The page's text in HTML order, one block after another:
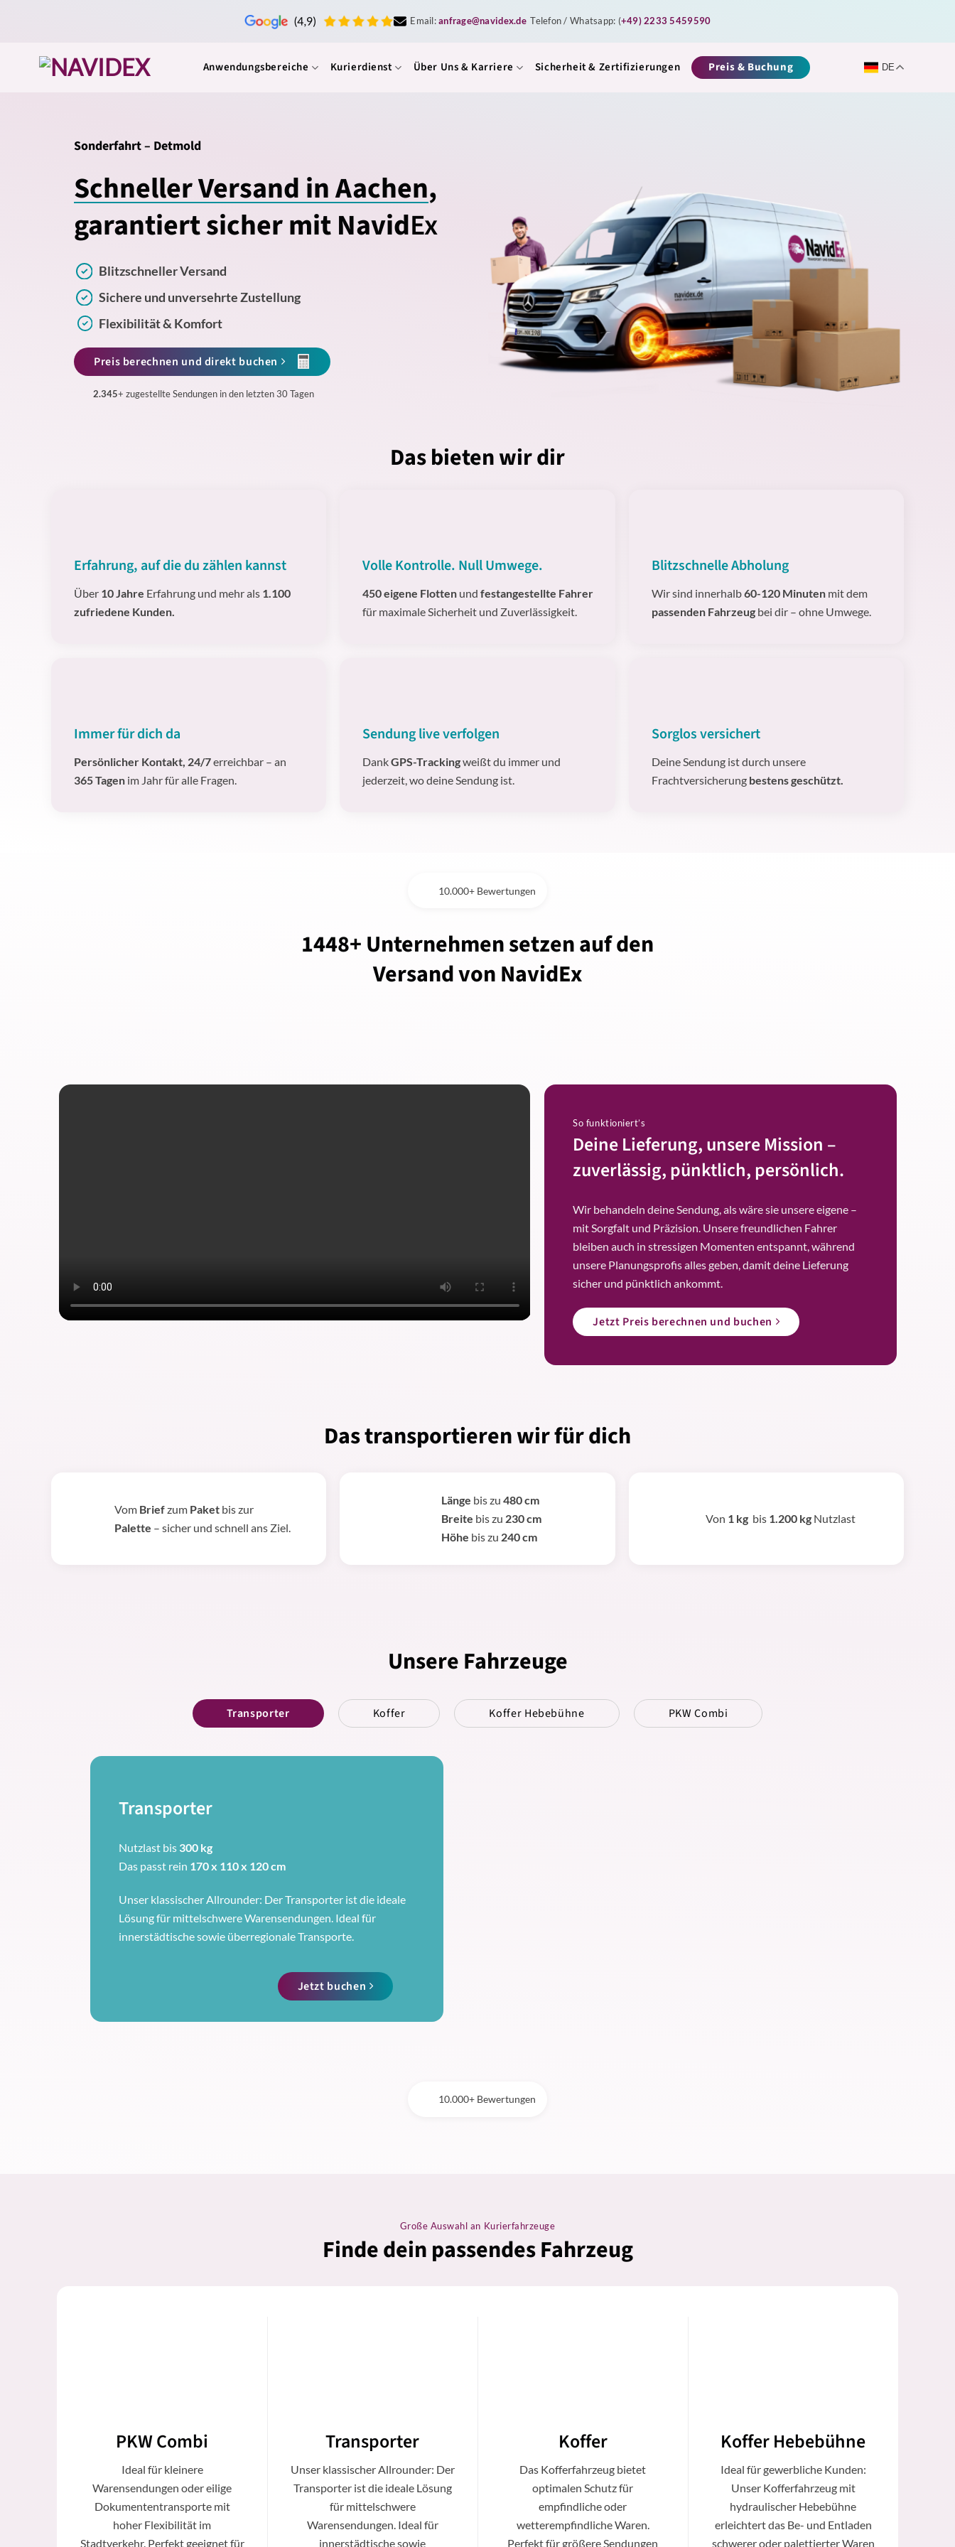
Email:anfrage@navidex.de Telefon / Whatsapp: (+49) 2233 5459590
Anwendungsbereiche Kurierdienst Über Uns & Karriere Sicherheit & Zertifizierungen Preis & Buchung DE
Sonderfahrt – Detmold
Schneller Versand in Aachen,
garantiert sicher mit NavidEx
Blitzschneller Versand
Sichere und unversehrte Zustellung
Flexibilität & Komfort
Preis berechnen und direkt buchen
2.345+ zugestellte Sendungen in den letzten 30 Tagen
Das bieten wir dir
Erfahrung, auf die du zählen kannst
Über 10 Jahre Erfahrung und mehr als 1.100
zufriedene Kunden.
Volle Kontrolle. Null Umwege.
450 eigene Flotten undfestangestellte Fahrer
für maximale Sicherheit und Zuverlässigkeit.
Blitzschnelle Abholung
Wir sind innerhalb60-120 Minutenmit dem
passenden Fahrzeugbei dir – ohne Umwege.
Immer für dich da
Persönlicher Kontakt, 24/7erreichbar – an
365 Tagenim Jahr für alle Fragen.
Sendung live verfolgen
DankGPS-Trackingweißt du immer und
jederzeit, wo deine Sendung ist.
Sorglos versichert
Deine Sendung ist durch unsere
Frachtversicherung bestens geschützt.
10.000+ Bewertungen
1448+ Unternehmen setzen auf den
Versand von NavidEx
So funktioniert’s
Deine Lieferung, unsere Mission –
zuverlässig, pünktlich, persönlich.
Wir behandeln deine Sendung, als wäre sie unsere eigene –
mit Sorgfalt und Präzision. Unsere freundlichen Fahrer
bleiben auch in stressigen Momenten entspannt, während
unsere Planungsprofis alles geben, damit deine Lieferung
sicher und pünktlich ankommt.
Jetzt Preis berechnen und buchen
Das transportieren wir für dich
Vom Briefzum Paketbis zur
Palette – sicher und schnell ans Ziel.
Länge bis zu 480 cm
Breite bis zu 230 cm
Höhe bis zu 240 cm
Von 1 kgbis 1.200 kgNutzlast
Unsere Fahrzeuge
Transporter Koffer Koffer Hebebühne PKW Combi
Transporter
Nutzlast bis 300 kg
Das passt rein 170 x 110 x 120 cm
Unser klassischer Allrounder: Der Transporter ist die ideale
Lösung für mittelschwere Warensendungen. Ideal für
innerstädtische sowie überregionale Transporte.
Jetzt buchen
10.000+ Bewertungen
Große Auswahl an Kurierfahrzeuge
Finde dein passendes Fahrzeug
PKW Combi
Ideal für kleinere
Warensendungen oder eilige
Dokumententransporte mit
hoher Flexibilität im
Stadtverkehr. Perfekt geeignet für
Transporter
Unser klassischer Allrounder: Der
Transporter ist die ideale Lösung
für mittelschwere
Warensendungen. Ideal für
innerstädtische sowie
Koffer
Das Kofferfahrzeug bietet
optimalen Schutz für
empfindliche oder
wetterempfindliche Waren.
Perfekt für größere Sendungen
Koffer Hebebühne
Ideal für gewerbliche Kunden:
Unser Kofferfahrzeug mit
hydraulischer Hebebühne
erleichtert das Be- und Entladen
schwerer oder palettierter Waren